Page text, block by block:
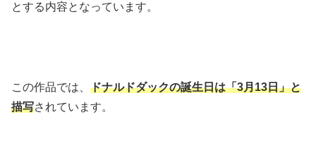
とする内容となっています。
この作品では、 ドナルドダックの誕生日は「3月13日」と
描写されています。